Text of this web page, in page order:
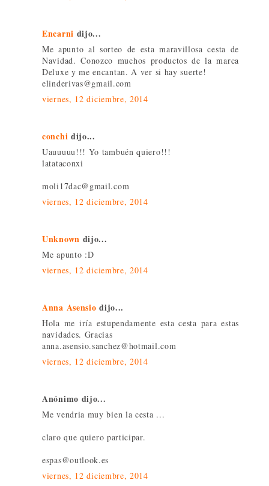
Encarni dijo...
Me apunto al sorteo de esta maravillosa cesta de
Navidad. Conozco muchos productos de la marca
Deluxe y me encantan. A ver si hay suerte!
elinderivas@gmail.com
viernes, 12 diciembre, 2014
conchi dijo...
Uauuuuu!!! Yo tambuén quiero!!!
latataconxi
moli17dac@gmail.com
viernes, 12 diciembre, 2014
Unknown dijo...
Me apunto :D
viernes, 12 diciembre, 2014
Anna Asensio dijo...
Hola me iría estupendamente esta cesta para estas
navidades. Gracias
anna.asensio.sanchez@hotmail.com
viernes, 12 diciembre, 2014
Anónimo dijo...
Me vendria muy bien la cesta ...
claro que quiero participar.
espas@outlook.es
viernes, 12 diciembre, 2014